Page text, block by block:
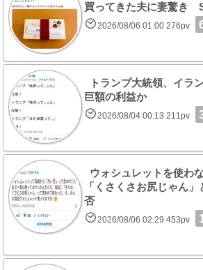
買ってきた夫に妻驚き
2026/08/06 01:00 276pv
トランプ大統領、イラ
巨額の利益か
2026/08/04 00:13 211pv
ウォシュレットを使わ
「くさくさお尻じゃん
否
2026/08/06 02:29 453pv